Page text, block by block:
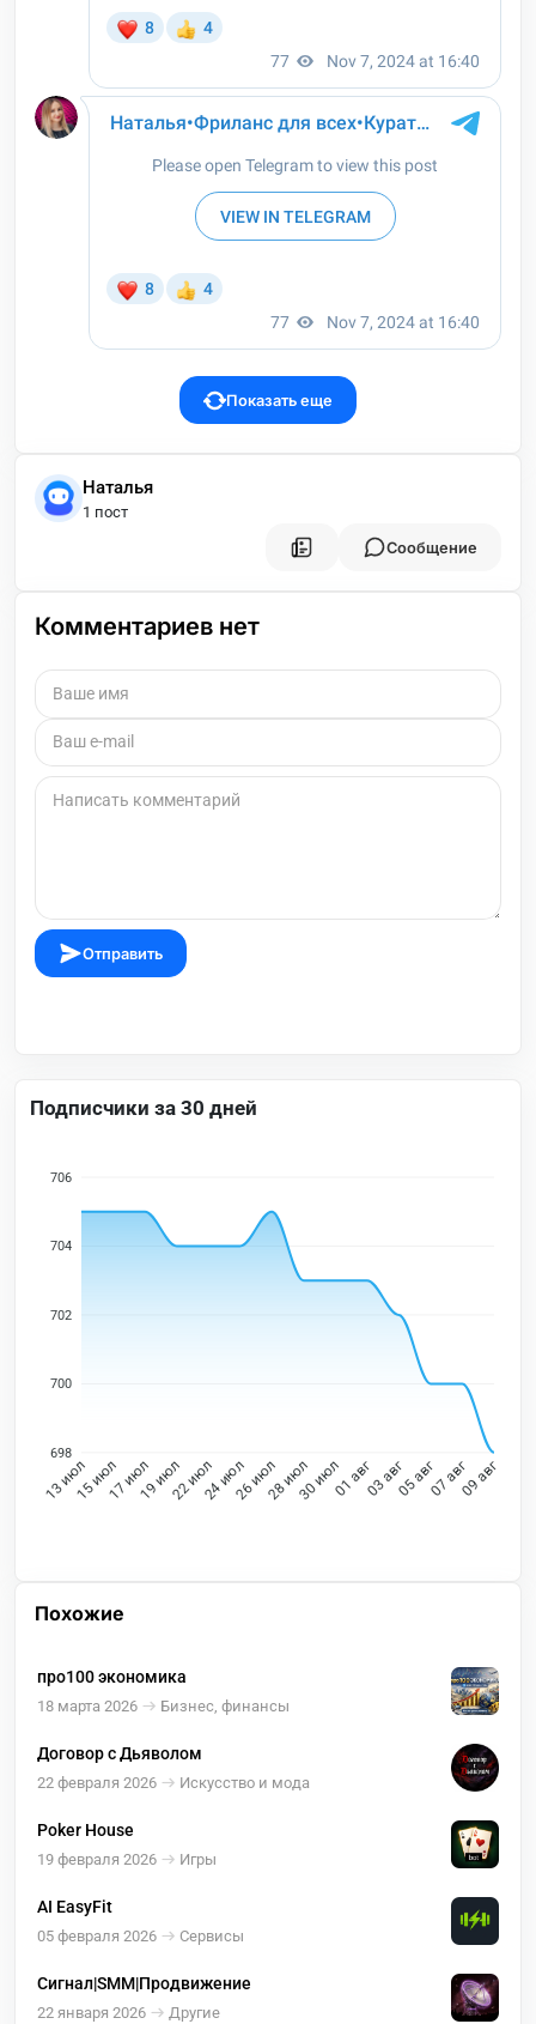
Показать еще
Наталья
1 пост
Сообщение
Комментариев нет
Отправить
Подписчики за 30 дней
706
704
702
700
698
13 июл15 июл17 июл19 июл22 июл24 июл26 июл28 июл30 июл01 авг03 авг05 авг07 авг09 авг
Похожие
про100 экономика
18 марта 2026 Бизнес, финансы
Договор с Дьяволом
22 февраля 2026 Искусство и мода
Poker House
19 февраля 2026 Игры
AI EasyFit
05 февраля 2026 Сервисы
Сигнал|SMM|Продвижение
22 января 2026 Другие